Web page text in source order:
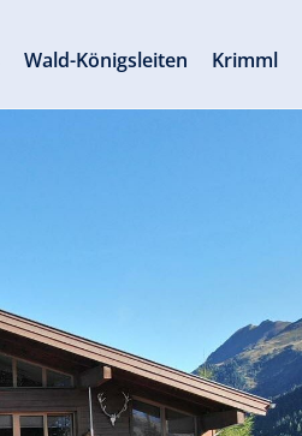
Wald-Königsleiten Krimml